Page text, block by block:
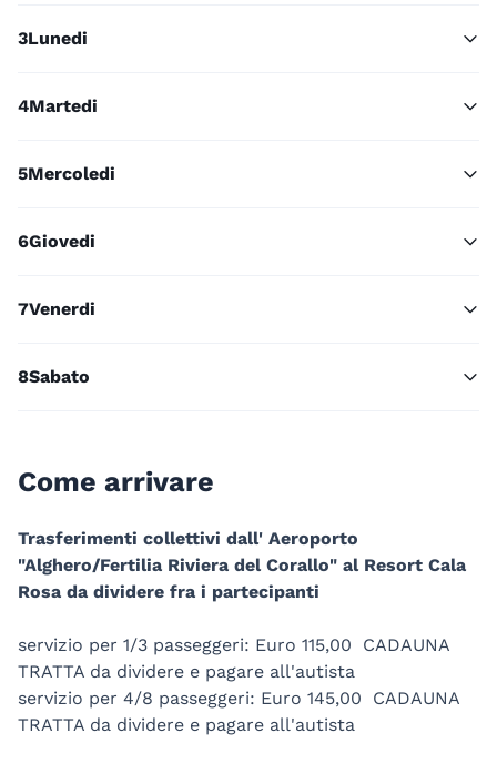
3Lunedi
4Martedi
5Mercoledi
6Giovedi
7Venerdi
8Sabato
Come arrivare
Trasferimenti collettivi dall' Aeroporto
"Alghero/Fertilia Riviera del Corallo" al Resort Cala
Rosa da dividere fra i partecipanti
servizio per 1/3 passeggeri: Euro 115,00 CADAUNA
TRATTA da dividere e pagare all'autista
servizio per 4/8 passeggeri: Euro 145,00 CADAUNA
TRATTA da dividere e pagare all'autista